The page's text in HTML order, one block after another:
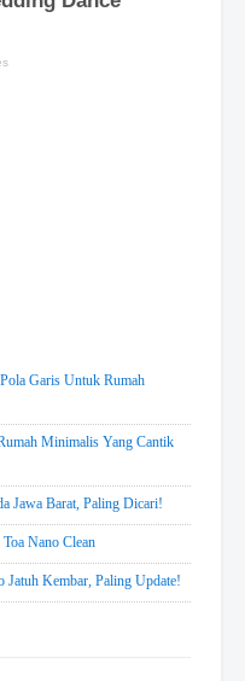
Garis Untuk Rumah
Minimalis Yang Cantik
Jawa Barat, Paling Dicari!
Nano Clean
Jatuh Kembar, Paling Update!